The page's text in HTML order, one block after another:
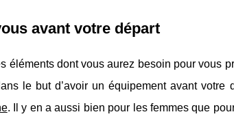
avant votre départ
éléments dont vous aurez besoin pour vous
le but d’avoir un équipement avant
. Il y en a aussi bien pour les femmes que